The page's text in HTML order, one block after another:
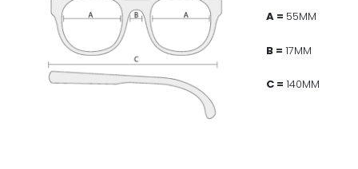
A = 55MM
B = 17MM
C = 140MM